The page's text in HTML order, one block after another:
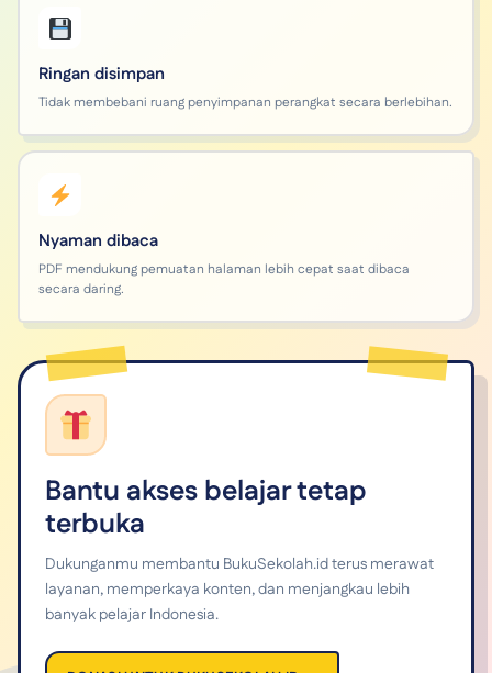
Ringan disimpan
Tidak membebani ruang penyimpanan perangkat secara berlebihan.
Nyaman dibaca
PDF mendukung pemuatan halaman lebih cepat saat dibaca
secara daring.
Bantu akses belajar tetap
terbuka
Dukunganmu membantu BukuSekolah.id terus merawat
layanan, memperkaya konten, dan menjangkau lebih
banyak pelajar Indonesia.